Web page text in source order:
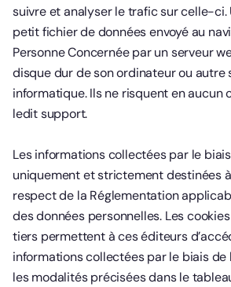
suivre et analyser le trafic sur celle-ci.
petit fichier de données envoyé au
Personne Concernée par un serveur
disque dur de son ordinateur ou autre
informatique. Ils ne risquent en aucun
ledit support.
Les informations collectées par le
uniquement et strictement destinées à
respect de la Réglementation
des données personnelles. Les
tiers permettent à ces éditeurs
informations collectées par le biais de
les modalités précisées dans le